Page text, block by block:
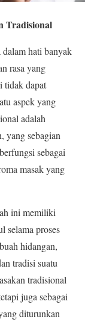
Tradisional
hati banyak
rasa yang
tidak dapat
aspek yang
adalah
yang sebagian
sebagai
masak yang
ini memiliki
selama proses
hidangan,
tradisi suatu
tradisional
juga sebagai
diturunkan